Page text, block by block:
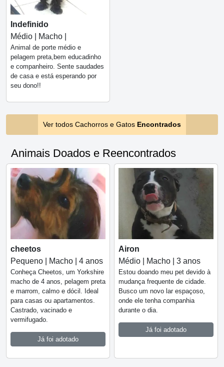
Indefinido
Médio | Macho |
Animal de porte médio e
pelagem preta,bem educadinho
e companheiro. Sente saudades
de casa e está esperando por
seu dono!!
Ver todos Cachorros e Gatos Encontrados
Animais Doados e Reencontrados
cheetos
Pequeno | Macho | 4 anos
Conheça Cheetos, um Yorkshire
macho de 4 anos, pelagem preta
e marrom, calmo e dócil. Ideal
para casas ou apartamentos.
Castrado, vacinado e
vermifugado.
Já foi adotado
Airon
Médio | Macho | 3 anos
Estou doando meu pet devido à
mudança frequente de cidade.
Busco um novo lar espaçoso,
onde ele tenha companhia
durante o dia.
Já foi adotado